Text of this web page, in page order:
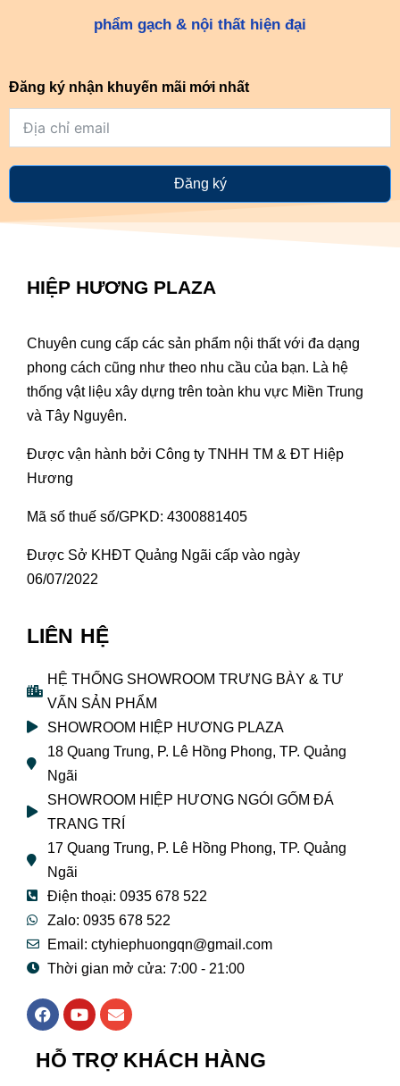
phẩm gạch & nội thất hiện đại
Đăng ký nhận khuyến mãi mới nhất
Đăng ký
HIỆP HƯƠNG PLAZA
Chuyên cung cấp các sản phẩm nội thất với đa dạng
phong cách cũng như theo nhu cầu của bạn. Là hệ
thống vật liệu xây dựng trên toàn khu vực Miền Trung
và Tây Nguyên.
Được vận hành bởi Công ty TNHH TM & ĐT Hiệp
Hương
Mã số thuế số/GPKD: 4300881405
Được Sở KHĐT Quảng Ngãi cấp vào ngày
06/07/2022
LIÊN HỆ
HỆ THỐNG SHOWROOM TRƯNG BÀY & TƯ
VẤN SẢN PHẨM
SHOWROOM HIỆP HƯƠNG PLAZA
18 Quang Trung, P. Lê Hồng Phong, TP. Quảng
Ngãi
SHOWROOM HIỆP HƯƠNG NGÓI GỐM ĐÁ
TRANG TRÍ
17 Quang Trung, P. Lê Hồng Phong, TP. Quảng
Ngãi
Điện thoại: 0935 678 522
Zalo: 0935 678 522
Email: ctyhiephuongqn@gmail.com
Thời gian mở cửa: 7:00 - 21:00
F
a
e
b
Y
o
t
u
E
n
e
l
HỖ TRỢ KHÁCH HÀNG